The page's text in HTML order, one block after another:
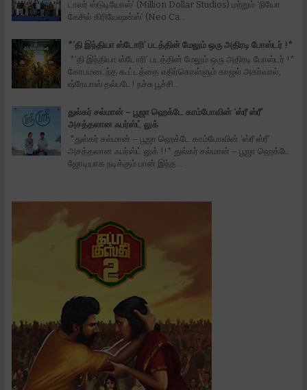
டாலர் ஸ்டுடியோஸ்’ (Million Dollar Studios) மற்றும் ‘நியோ
கேசில் கிரியேஷன்ஸ்’ (Neo Ca...
*‘தி இந்தியா ஸ்டோரி’ படத்தின் மேலும் ஒரு அதிரடி போஸ்டர் !*
*‘தி இந்தியா ஸ்டோரி’ படத்தின் மேலும் ஒரு அதிரடி போஸ்டர் !*
கோபமடைந்த கூட்டத்தை எதிர்கொள்ளும் காஜல் அகர்வால்,
ஷ்ரேயாஸ் தல்படே! நச்சு பூச்சி...
துல்கர் சல்மான் – பூஜா ஹெக்டே காம்போவின் ‘ஸ்ரீ ஸ்ரீ’
அசத்தலான ஃபர்ஸ்ட் லுக்
*துல்கர் சல்மான் – பூஜா ஹெக்டே காம்போவின் ‘ஸ்ரீ ஸ்ரீ’
அசத்தலான ஃபர்ஸ்ட் லுக் !!* துல்கர் சல்மான் – பூஜா ஹெக்டே
ஜோடியாக நடிக்கும் பான் இந்த...